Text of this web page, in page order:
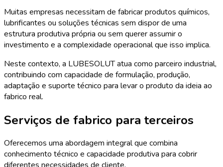
Muitas empresas necessitam de fabricar produtos químicos,
lubrificantes ou soluções técnicas sem dispor de uma
estrutura produtiva própria ou sem querer assumir o
investimento e a complexidade operacional que isso implica.
Neste contexto, a LUBESOLUT atua como parceiro industrial,
contribuindo com capacidade de formulação, produção,
adaptação e suporte técnico para levar o produto da ideia ao
fabrico real.
Serviços de fabrico para terceiros
Oferecemos uma abordagem integral que combina
conhecimento técnico e capacidade produtiva para cobrir